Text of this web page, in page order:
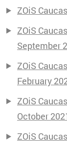
ZOiS
ZOiS
September
ZOiS
February
ZOiS
October
ZOiS